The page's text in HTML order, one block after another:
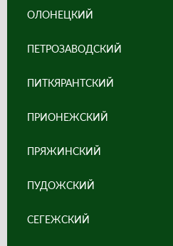
ОЛОНЕЦКИЙ
ПЕТРОЗАВОДСКИЙ
ПИТКЯРАНТСКИЙ
ПРИОНЕЖСКИЙ
ПРЯЖИНСКИЙ
ПУДОЖСКИЙ
СЕГЕЖСКИЙ